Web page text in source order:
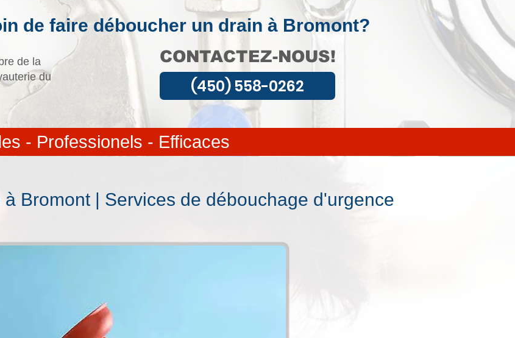
de faire déboucher un drain à Bromont?
de la
du
CONTACTEZ-NOUS!
(450) 558-0262
- Professionels - Efficaces
Bromont | Services de débouchage d'urgence